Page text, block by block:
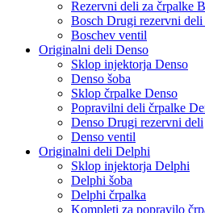
Rezervni deli za črpalke
Bosch Drugi rezervni
Boschev ventil
Originalni deli Denso
Sklop injektorja Denso
Denso šoba
Sklop črpalke Denso
Popravilni deli črpalke
Denso Drugi rezervni deli
Denso ventil
Originalni deli Delphi
Sklop injektorja Delphi
Delphi šoba
Delphi črpalka
Kompleti za popravilo